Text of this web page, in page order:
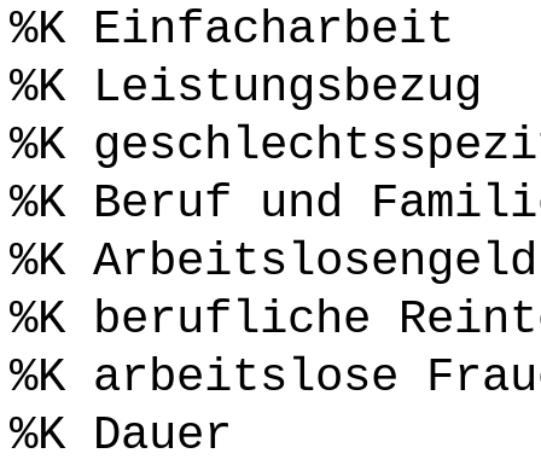
%K Einfacharbeit
%K Leistungsbezug
%K
%K Beruf und
%K
%K berufliche
%K arbeitslose
%K Dauer